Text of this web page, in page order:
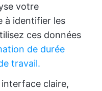
votre
à identifier les
ces données
de durée
travail.
interface claire,